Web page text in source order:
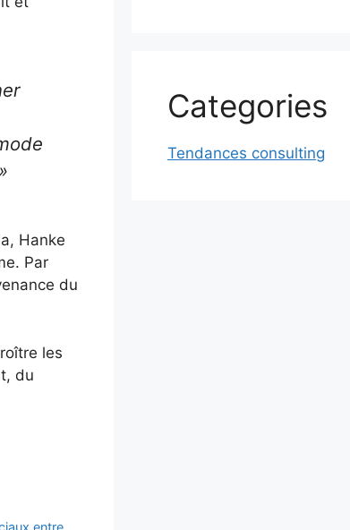
Hanke
Par
du
les
du
Categories
Tendances consulting